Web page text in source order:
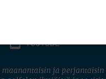
YOUTUBE
maanantaisin ja